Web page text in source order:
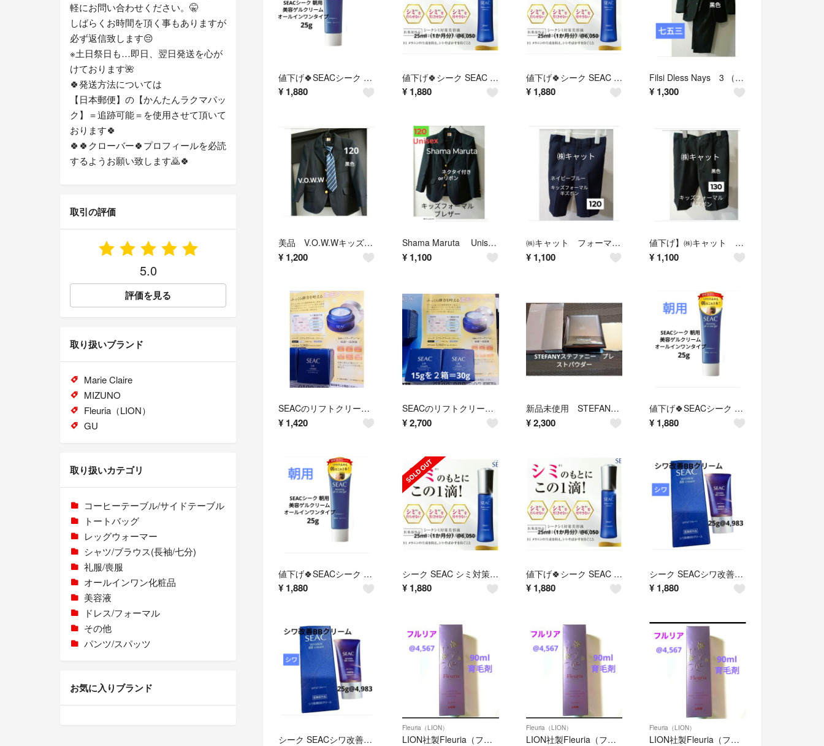
値下げ🍀SEACシーク 朝用美容ゲルクリーム、オールインワンタイプ
¥ 1,880
値下げ🍀シーク SEAC シミ対策美容液 25ml 定価:6050円
¥ 1,880
値下げ🍀シーク SEAC シミ対策美容液 25ml 定価:6050円
¥ 1,880
Filsi Dless Nays 3 （100フォーマルスーツ３セットアップ黒色
¥ 1,300
美品 V.O.W.Wキッズ 120 黒フォーマルジャケット🍀クリーニング済
¥ 1,200
Shama Maruta Unisex120 フォーマルジャケット
¥ 1,100
㈱キャット フォーマル半ズボン 120サイズネイビーブルー
¥ 1,100
値下げ】㈱キャット 130 キッズフォーマル 黒色
¥ 1,100
SEACのリフトクリーム 15g @3,643
¥ 1,420
SEACのリフトクリーム30g（15g✕2箱）@6,556
¥2,700
新品未使用 STEFANYステファニー プレストパウダー
¥ 2,300
値下げ🍀SEACシーク 朝用美容ゲルクリーム、オールインワンタイプ
¥ 1,880
値下げ🍀SEACシーク 朝用美容ゲルクリーム、オールインワンタイプ
¥ 1,880
シーク SEAC シミ対策美容液 25ml 定価:6050円
¥ 1,880
値下げ🍀シーク SEAC シミ対策美容液 25ml定価:6050円
¥ 1,880
シーク SEACシワ改善BBクリーム25g@4,983
¥ 1,880
シーク SEACシワ改善BBクリーム25g@4,983
Fleuria（LION）
LION社製Fleuria（フルリア）薬用育毛エッセンス@4,567
Fleuria（LION）
LION社製Fleuria（フルリア）薬用育毛エッセンス@4,567
Fleuria（LION）
LION社製Fleuria（フルリア）薬用育毛エッセンス@4,567
軽にお問い合わせください。🤫
しばらくお時間を頂く事もありますが
必ず返信致します😔
※土日祭日も…即日、翌日発送を心が
けております🌺
🍀発送方法については
【日本郵便】の【かんたんラクマパッ
ク】＝追跡可能＝を使用させて頂いて
おります🍀
🍀🍀クローバー🍀プロフィールを必読
するようお願い致します🙇🍀
取引の評価
5.0
評価を見る
取り扱いブランド
Marie Claire
MIZUNO
Fleuria（LION）
GU
取り扱いカテゴリ
コーヒーテーブル/サイドテーブル
トートバッグ
レッグウォーマー
シャツ/ブラウス(長袖/七分)
礼服/喪服
オールインワン化粧品
美容液
ドレス/フォーマル
その他
パンツ/スパッツ
お気に入りブランド